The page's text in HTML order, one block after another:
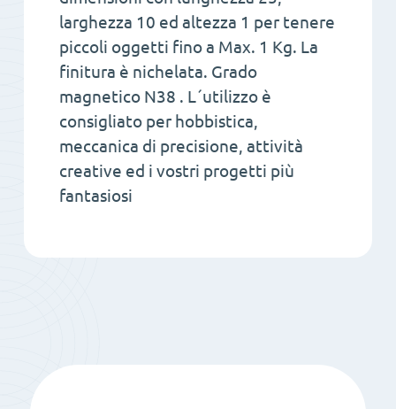
larghezza 10 ed altezza 1 per tenere
piccoli oggetti fino a Max. 1 Kg. La
finitura è nichelata. Grado
magnetico N38 . L´utilizzo è
consigliato per hobbistica,
meccanica di precisione, attività
creative ed i vostri progetti più
fantasiosi